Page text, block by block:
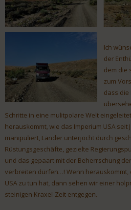
Ich
der
dem die
zum
dass die
Schritte in eine mulitpolare Welt
herauskommt, wie das Imperium USA seit
manipuliert, Länder unterjocht durch
Rüstungsgeschäfte, gezielte
und das gepaart mit der Beherrschung
verbreiten dürfen…! Wenn herauskommt,
USA zu tun hat, dann sehen wir einer
steinigen Kraxel-Zeit entgegen.